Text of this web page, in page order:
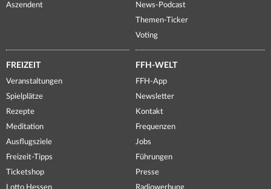
Aszendent
News-Podcast
Themen-Ticker
Voting
FREIZEIT
Veranstaltungen
Spielplätze
Rezepte
Meditation
Ausflugsziele
Freizeit-Tipps
Ticketshop
Lotto Hessen
FFH-WELT
FFH-App
Newsletter
Kontakt
Frequenzen
Jobs
Führungen
Presse
Radiowerbung